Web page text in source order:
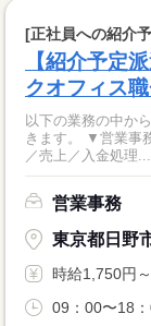
[正社員への紹介
【紹介予定
クオフィス
以下の業務の中か
きます。 ▼営業事
／売上／入金処理...
営業事務
東京都日野
時給1,750円～
09：00〜18